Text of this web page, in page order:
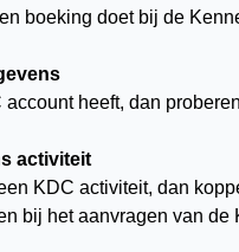
boeking doet bij de
heeft, dan
activiteit
KDC activiteit, dan
bij het aanvragen van de